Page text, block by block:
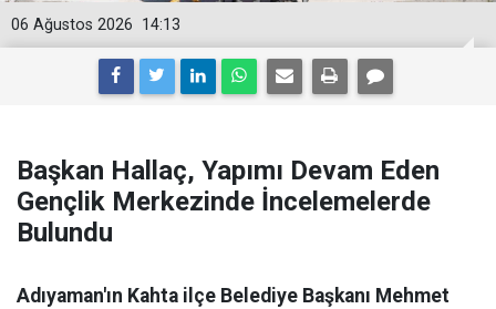
14:13
06 Ağustos 2026
Başkan Hallaç, Yapımı Devam Eden
Gençlik Merkezinde İncelemelerde
Bulundu
Adıyaman'ın Kahta ilçe Belediye Başkanı Mehmet